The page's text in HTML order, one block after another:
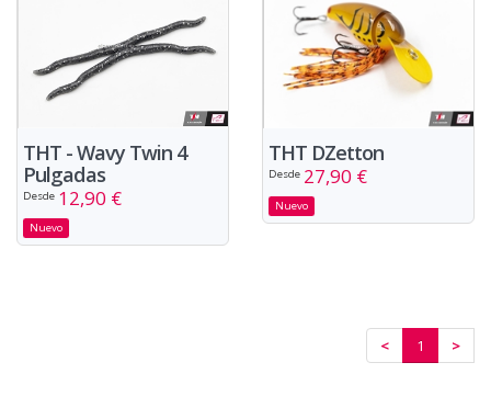
THT - Wavy Twin 4
Pulgadas
Desde 12,90 €
Nuevo
THT DZetton
Desde 27,90 €
Nuevo
< 1 >